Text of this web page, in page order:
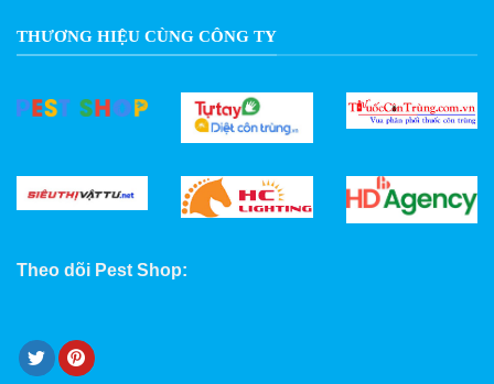
THƯƠNG HIỆU CÙNG CÔNG TY
Theo dõi Pest Shop: